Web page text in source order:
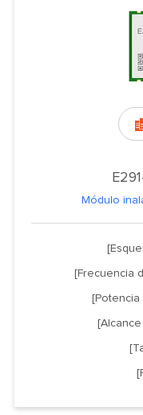
Módulo
[Frecuencia
[Potencia